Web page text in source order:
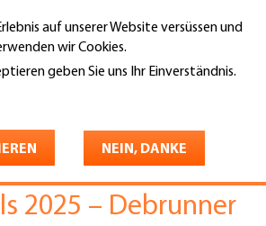
auf unserer Website versüssen und
wir Cookies.
geben Sie uns Ihr Einverständnis.
NEIN, DANKE
05-25
2025 – Debrunner